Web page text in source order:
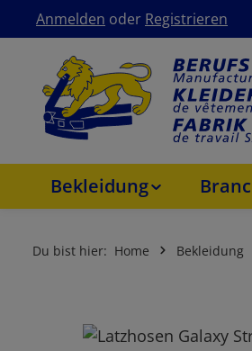
Hauptinhalt springen
Zur Hauptnavigation springen
Anmelden oder Registrieren
Bekleidung
Du bist hier: Home Bekleidung
Bildergalerie